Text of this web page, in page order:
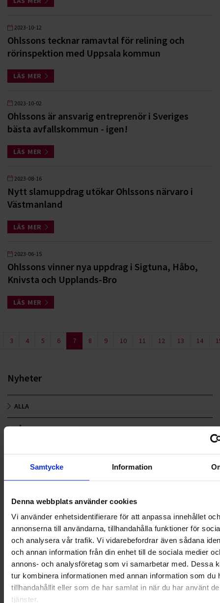
Samtycke Information
Denna webbplats använder cookies
Vi använder enhetsidentifierare för att anpassa innehållet och
annonserna till användarna, tillhandahålla funktioner för
och analysera vår trafik. Vi vidarebefordrar även sådana
och annan information från din enhet till de sociala medier
annons- och analysföretag som vi samarbetar med. Dessa
tur kombinera informationen med annan information som du
tillhandahållit eller som de har samlat in när du har använt
tjänster.
2023-10-12
Ohlssons tecknar ramavtal för relining och
rörinspektion med Uppsala kommun
LÄS MER
2023-10-02
Ohlssons är ansvarig entreprenör i Sveriges
bästa avfallskommun - igen!
LÄS MER
2023-08-16
Nytt slamuppdrag utökar Ohlssons närvaro i
Västmanland
LÄS MER
2023-06-15
Ohlssons vinner nya uppdrag i Sigtuna, Håbo,
Knivsta och Upplands-Bro
LÄS MER
3 4 5 6 7 8 9 10 11 12 13 14
Nyheter
ALLA
HÅLLBARHET
NYA UPPDRAG
OHLSSONS REGION SYD
OHLSSONS REGION VÄST
OHLSSONSKOLLEGOR
RENHÅLLNING